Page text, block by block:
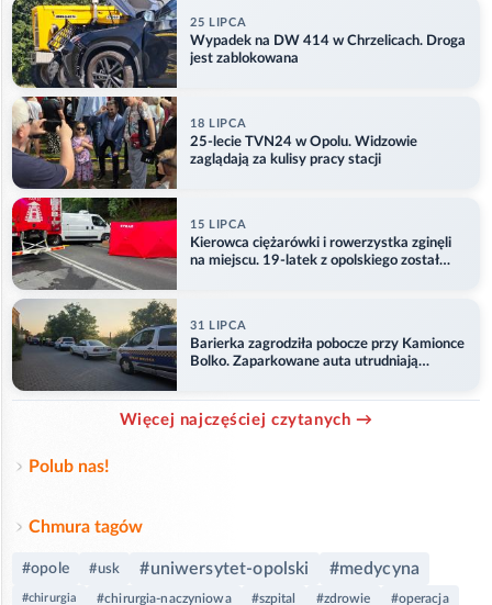
25 LIPCA
Wypadek na DW 414 w Chrzelicach. Droga
jest zablokowana
18 LIPCA
25-lecie TVN24 w Opolu. Widzowie
zaglądają za kulisy pracy stacji
15 LIPCA
Kierowca ciężarówki i rowerzystka zginęli
na miejscu. 19-latek z opolskiego został
31 LIPCA
Barierka zagrodziła pobocze przy Kamionce
Bolko. Zaparkowane auta utrudniają
Więcej najczęściej czytanych →
Polub nas!
Chmura tagów
#opole #usk #uniwersytet-opolski #medycyna
#chirurgia #chirurgia-naczyniowa #szpital #zdrowie #operacja